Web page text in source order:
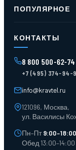
Контакты
Доставка и оплата
ПОПУЛЯРНОЕ
Контейнеры для
Поддоны
Ящики пластиковые
Тара пласт. и
Тележки для склада
КОНТАКТЫ
8 800 500-62-74
+7 (495) 374-94-
info@kravtel.ru
121096, Москва,
ул. Василисы
Пн–Пт9:00–18:00
Обед 13:00–14:00